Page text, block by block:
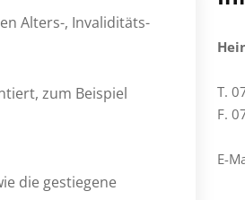
Alters-, Invaliditäts-
zum Beispiel
die gestiegene
T.
F.
E-